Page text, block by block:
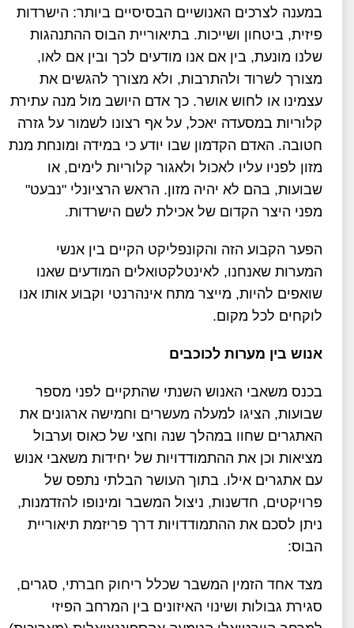
במענה לצרכים האנושיים הבסיסיים ביותר: הישרדות
פיזית, ביטחון ושייכות. בתיאוריית הבוס ההתנהגות
שלנו מונעת, בין אם אנו מודעים לכך ובין אם לאו,
מצורך לשרוד ולהתרבות, ולא מצורך להגשים את
עצמינו או לחוש אושר. כך אדם היושב מול מנה עתירת
קלוריות במסעדה יאכל, על אף רצונו לשמור על גזרה
חטובה. האדם הקדמון שבו יודע כי במידה ומונחת מנת
מזון לפניו עליו לאכול ולאגור קלוריות לימים, או
שבועות, בהם לא יהיה מזון. הראש הרציונלי "נבעט"
מפני היצר הקדום של אכילת לשם הישרדות.
הפער הקבוע הזה והקונפליקט הקיים בין אנשי
המערות שאנחנו, לאינטלקטואלים המודעים שאנו
שואפים להיות, מייצר מתח אינהרנטי וקבוע אותו אנו
לוקחים לכל מקום.
אנוש בין מערות לכוכבים
בכנס משאבי האנוש השנתי שהתקיים לפני מספר
שבועות, הציגו למעלה מעשרים וחמישה ארגונים את
האתגרים שחוו במהלך שנה וחצי של כאוס וערבול
מציאות וכן את ההתמודדויות של יחידות משאבי אנוש
עם אתגרים אילו. בתוך העושר הבלתי נתפס של
פרויקטים, חדשנות, ניצול המשבר ומינופו להזדמנות,
ניתן לסכם את ההתמודדויות דרך פריזמת תיאוריית
הבוס:
מצד אחד הזמין המשבר שכלל ריחוק חברתי, סגרים,
סגירת גבולות ושינוי האיזונים בין המרחב הפיזי